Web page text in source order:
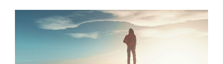
содержимому